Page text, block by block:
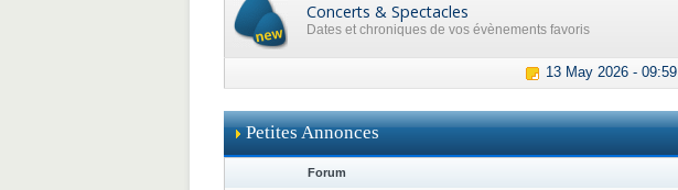
Concerts & Spectacles
Dates et chroniques de vos évènements favoris
13 May 2026 - 09:59
Petites Annonces
Forum